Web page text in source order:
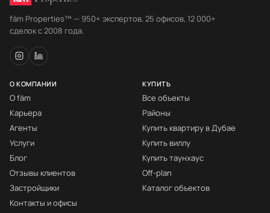
fäm Properties™ — 950+ экспертов, 25 офисов, 12 000+
сделок с 2008 года.
О КОМПАНИИ
О fäm
Карьера
Агенты
Услуги
Блог
Отзывы клиентов
Застройщики
Контакты и офисы
КУПИТЬ
Все объекты
Районы
Купить квартиру в Дубае
Купить виллу
Купить таунхаус
Off-plan
Каталог объектов